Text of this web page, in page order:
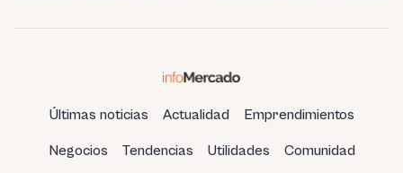
Últimas noticias Actualidad Emprendimientos
Negocios Tendencias Utilidades Comunidad